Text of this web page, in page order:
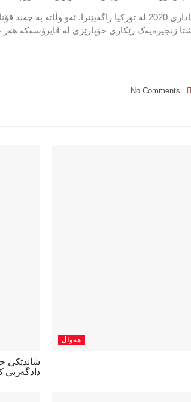
زنجیرەیەک رێکاری خۆپارێزی لە ڤایرۆسەکە
No Comments
هەواڵ
شاندێکی
دادگەریی